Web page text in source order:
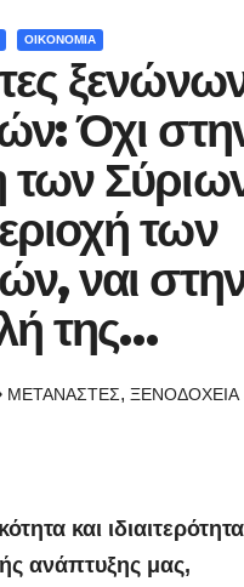
ΟΙΚΟΝΟΜΙΑ
Όχι
των
των
ναι
της…
ΜΕΤΑΝΑΣΤΕΣ, ΞΕΝΟΔΟΧΕΙΑ
και
ανάπτυξης μας,